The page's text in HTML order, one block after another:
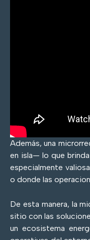
Además, una
en isla— lo que
especialmente
o donde las
De esta manera, la
sitio con las
un ecosistema